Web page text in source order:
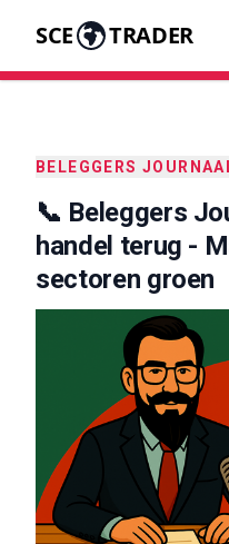
SCE TRADER
BELEGGERS
📞 Beleggers
handel terug -
sectoren groen